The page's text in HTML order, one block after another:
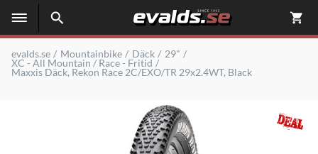
evalds.se Mountainbike Däck
29"
XC - All Mountain / Race - Fritid
Maxxis Däck, Rekon Race 2C/EXO/TR 29x2.4WT, Black